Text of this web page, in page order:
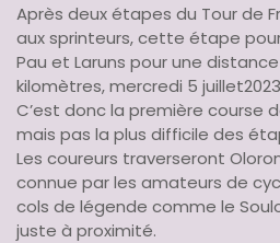
Après deux étapes du Tour de
aux sprinteurs, cette étape
Pau et Laruns pour une
kilomètres, mercredi 5
C’est donc la première course
mais pas la plus difficile des
Les coureurs traverseront
connue par les amateurs de
cols de légende comme le
juste à proximité.